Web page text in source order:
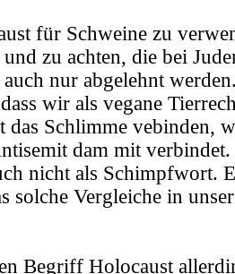
für Schweine zu
zu achten, die bei
nur abgelehnt
wir als vegane
das Schlimme vebinden,
dam mit
nicht als Schimpfwort.
solche Vergleiche in
Begriff Holocaust